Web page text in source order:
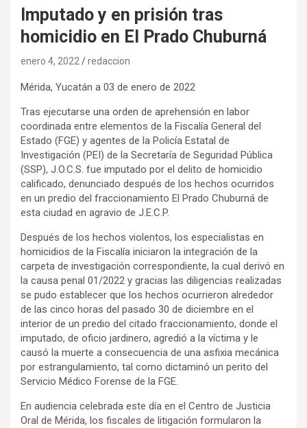
Imputado y en prisión tras
homicidio en El Prado Chuburná
enero 4, 2022 redaccion
Mérida, Yucatán a 03 de enero de 2022
Tras ejecutarse una orden de aprehensión en labor
coordinada entre elementos de la Fiscalía General del
Estado (FGE) y agentes de la Policía Estatal de
Investigación (PEI) de la Secretaría de Seguridad Pública
(SSP), J.O.C.S. fue imputado por el delito de homicidio
calificado, denunciado después de los hechos ocurridos
en un predio del fraccionamiento El Prado Chuburná de
esta ciudad en agravio de J.E.C.P.
Después de los hechos violentos, los especialistas en
homicidios de la Fiscalía iniciaron la integración de la
carpeta de investigación correspondiente, la cual derivó en
la causa penal 01/2022 y gracias las diligencias realizadas
se pudo establecer que los hechos ocurrieron alrededor
de las cinco horas del pasado 30 de diciembre en el
interior de un predio del citado fraccionamiento, donde el
imputado, de oficio jardinero, agredió a la víctima y le
causó la muerte a consecuencia de una asfixia mecánica
por estrangulamiento, tal como dictaminó un perito del
Servicio Médico Forense de la FGE.
En audiencia celebrada este día en el Centro de Justicia
Oral de Mérida, los fiscales de litigación formularon la